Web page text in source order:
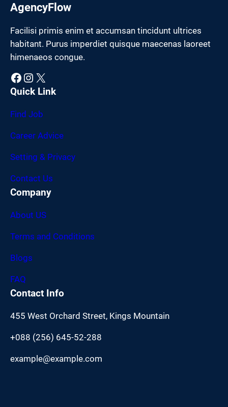
AgencyFlow
Facilisi primis enim et accumsan tincidunt ultrices
habitant. Purus imperdiet quisque maecenas laoreet
himenaeos congue.
Facebook Instagram X
Quick Link
Find Job
Career Advice
Setting & Privacy
Contact Us
Company
About US
Terms and Conditions
Blogs
FAQ
Contact Info
455 West Orchard Street, Kings Mountain
+088 (256) 645-52-288
example@example.com